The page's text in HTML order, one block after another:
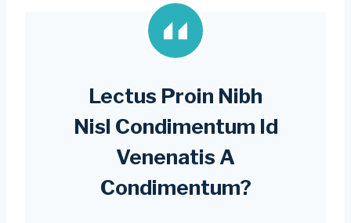
Lectus Proin Nibh
Nisl Condimentum Id
Venenatis A
Condimentum?